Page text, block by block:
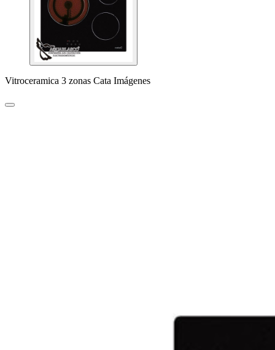
Vitroceramica 3 zonas Cata Imágenes